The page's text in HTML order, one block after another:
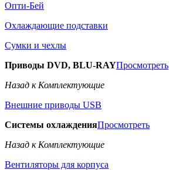
Опти-Бей
Охлаждающие подставки
Сумки и чехлы
Приводы DVD, BLU-RAYПросмотреть
Назад к Комплектующие
Внешние приводы USB
Системы охлажденияПросмотреть
Назад к Комплектующие
Вентиляторы для корпуса